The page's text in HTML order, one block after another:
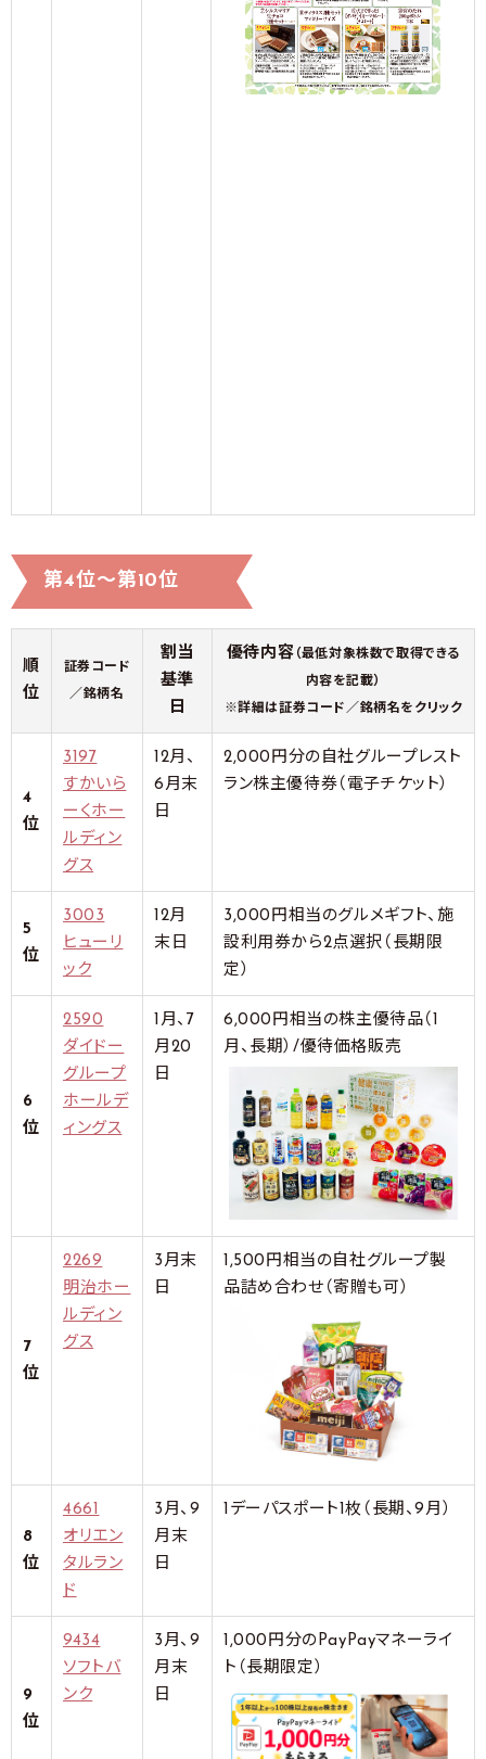
第4位～第10位
順
位
証券コード
／銘柄名
割当
基準
日
優待内容 （最低対象株数で取得できる
内容を記載）
※詳細は証券コード／銘柄名をクリック
4
位
3197
すかいら
ーくホー
ルディン
グス
12月、
6月末
日
2,000円分の自社グループレスト
ラン株主優待券（電子チケット）
5
位
3003
ヒューリ
ック
12月
末日
3,000円相当のグルメギフト、施
設利用券から2点選択（長期限
定）
6
位
2590
ダイドー
グループ
ホールデ
ィングス
1月、7
月20
日
6,000円相当の株主優待品（1
月、長期）/優待価格販売
7
位
2269
明治ホー
ルディン
グス
3月末
日
1,500円相当の自社グループ製
品詰め合わせ（寄贈も可）
8
位
4661
オリエン
タルラン
ド
3月、9
月末
日
1デーパスポート1枚（長期、9月）
9
位
9434
ソフトバ
ンク
3月、9
月末
日
1,000円分のPayPayマネーライ
ト（長期限定）